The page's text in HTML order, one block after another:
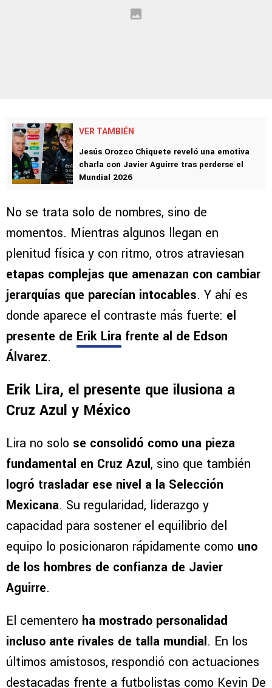
VER TAMBIÉN
Jesús Orozco Chiquete reveló una emotiva
charla con Javier Aguirre tras perderse el
Mundial 2026
No se trata solo de nombres, sino de
momentos. Mientras algunos llegan en
plenitud física y con ritmo, otros atraviesan
etapas complejas que amenazan con cambiar
jerarquías que parecían intocables. Y ahí es
donde aparece el contraste más fuerte: el
presente de Erik Lira frente al de Edson
Álvarez.
Erik Lira, el presente que ilusiona a
Cruz Azul y México
Lira no solo se consolidó como una pieza
fundamental en Cruz Azul, sino que también
logró trasladar ese nivel a la Selección
Mexicana. Su regularidad, liderazgo y
capacidad para sostener el equilibrio del
equipo lo posicionaron rápidamente como uno
de los hombres de confianza de Javier
Aguirre.
El cementero ha mostrado personalidad
incluso ante rivales de talla mundial. En los
últimos amistosos, respondió con actuaciones
destacadas frente a futbolistas como Kevin De